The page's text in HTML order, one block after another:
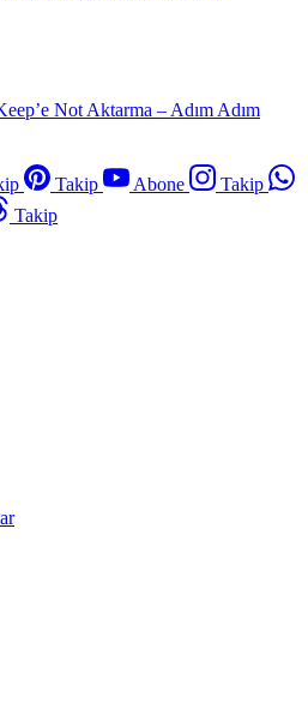
Not Aktarma – Adım Adım
Takip Abone
Takip
Takip